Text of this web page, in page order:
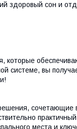
здоровый сон и
которые
системе, вы
места и